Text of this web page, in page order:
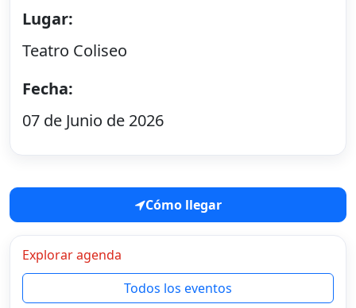
Lugar:
Teatro Coliseo
Fecha:
07 de Junio de 2026
Cómo llegar
Explorar agenda
Todos los eventos